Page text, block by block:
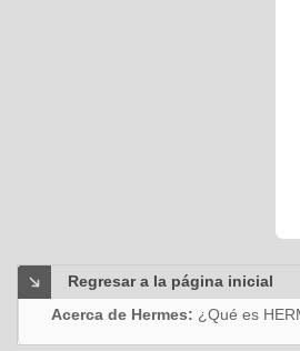
Regresar a la página inicial
Acerca de Hermes: ¿Qué es